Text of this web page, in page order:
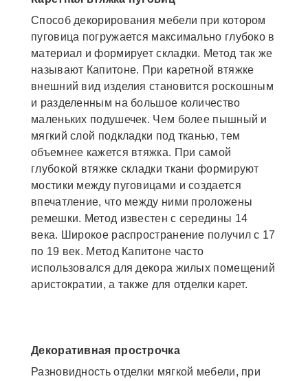
Способ декорирования мебели при котором
пуговица погружается максимально глубоко в
материал и формирует складки. Метод так же
называют Капитоне. При каретной втяжке
внешний вид изделия становится роскошным
и разделенным на большое количество
маленьких подушечек. Чем более пышный и
мягкий слой подкладки под тканью, тем
объемнее кажется втяжка. При самой
глубокой втяжке складки ткани формируют
мостики между пуговицами и создается
впечатление, что между ними проложены
ремешки. Метод известен с середины 14
века. Широкое распространение получил с 17
по 19 век. Метод Капитоне часто
использовался для декора жилых помещений
аристократии, а также для отделки карет.
Декоративная прострочка
Разновидность отделки мягкой мебели, при